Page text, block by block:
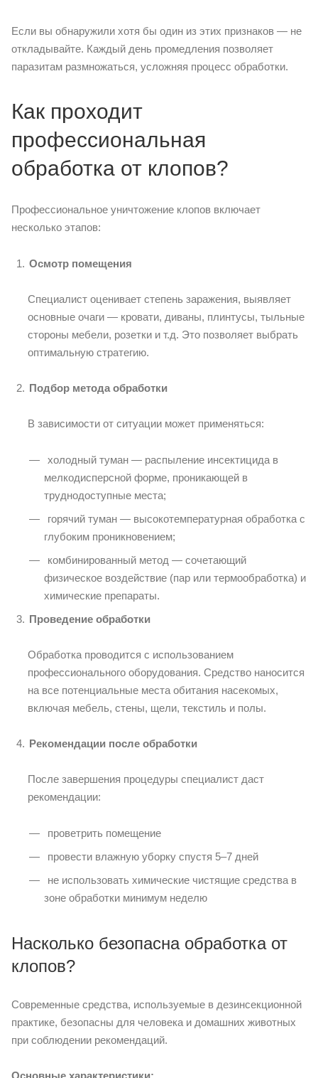
Если вы обнаружили хотя бы один из этих признаков — не
откладывайте. Каждый день промедления позволяет
паразитам размножаться, усложняя процесс обработки.
Как проходит
профессиональная
обработка от клопов?
Профессиональное уничтожение клопов включает
несколько этапов:
Осмотр помещения
Специалист оценивает степень заражения, выявляет
основные очаги — кровати, диваны, плинтусы, тыльные
стороны мебели, розетки и т.д. Это позволяет выбрать
оптимальную стратегию.
Подбор метода обработки
В зависимости от ситуации может применяться:
холодный туман — распыление инсектицида в
мелкодисперсной форме, проникающей в
труднодоступные места;
горячий туман — высокотемпературная обработка с
глубоким проникновением;
комбинированный метод — сочетающий
физическое воздействие (пар или термообработка) и
химические препараты.
Проведение обработки
Обработка проводится с использованием
профессионального оборудования. Средство наносится
на все потенциальные места обитания насекомых,
включая мебель, стены, щели, текстиль и полы.
Рекомендации после обработки
После завершения процедуры специалист даст
рекомендации:
проветрить помещение
провести влажную уборку спустя 5–7 дней
не использовать химические чистящие средства в
зоне обработки минимум неделю
Насколько безопасна обработка от
клопов?
Современные средства, используемые в дезинсекционной
практике, безопасны для человека и домашних животных
при соблюдении рекомендаций.
Основные характеристики: